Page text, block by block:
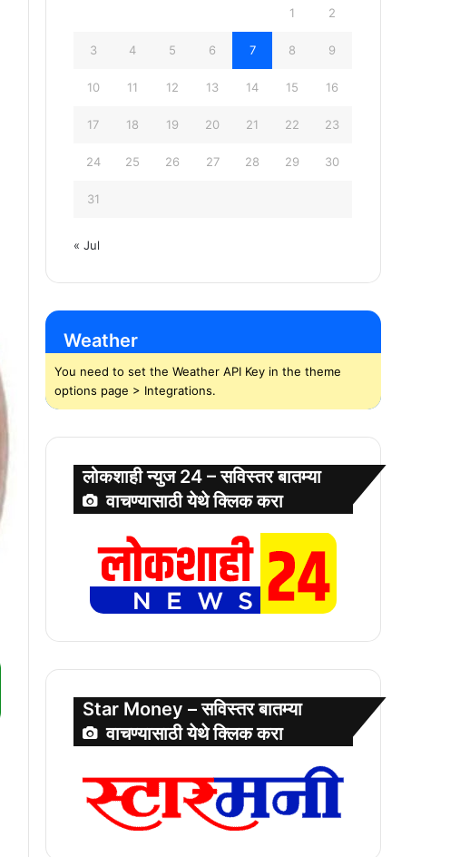
1 2
3 4 5 6 7 8 9
10 11 12 13 14 15 16
17 18 19 20 21 22 23
24 25 26 27 28 29 30
31
« Jul
Weather
You need to set the Weather API Key in the theme
options page > Integrations.
लोकशाही न्युज 24 – सविस्तर बातम्या
वाचण्यासाठी येथे क्लिक करा
Star Money – सविस्तर बातम्या
वाचण्यासाठी येथे क्लिक करा